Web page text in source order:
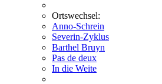
Ortswechsel:
Anno-Schrein
Severin-Zyklus
Barthel Bruyn
Pas de deux
In die Weite